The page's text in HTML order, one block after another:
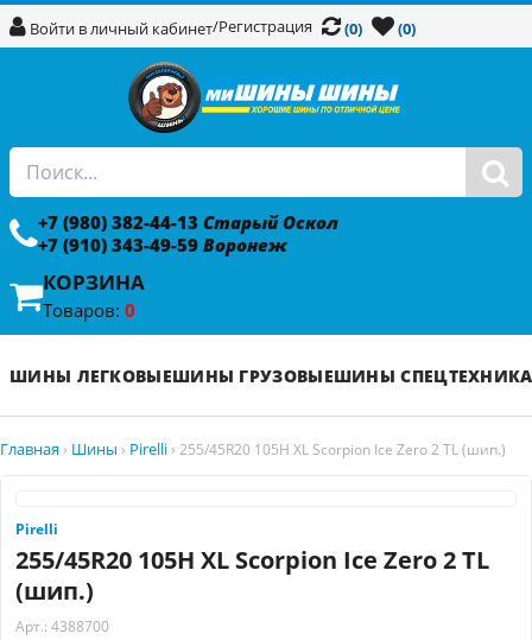
Войти в личный кабинет/Регистрация (0) (0)
+7 (980) 382-44-13 Старый Оскол
+7 (910) 343-49-59 Воронеж
КОРЗИНА
Товаров: 0
ШИНЫ ЛЕГКОВЫЕШИНЫ ГРУЗОВЫЕШИНЫ СПЕЦТЕХНИКА
Главная › Шины › Pirelli › 255/45R20 105H XL Scorpion Ice Zero 2 TL (шип.)
Pirelli
255/45R20 105H XL Scorpion Ice Zero 2 TL
(шип.)
Арт.: 4388700